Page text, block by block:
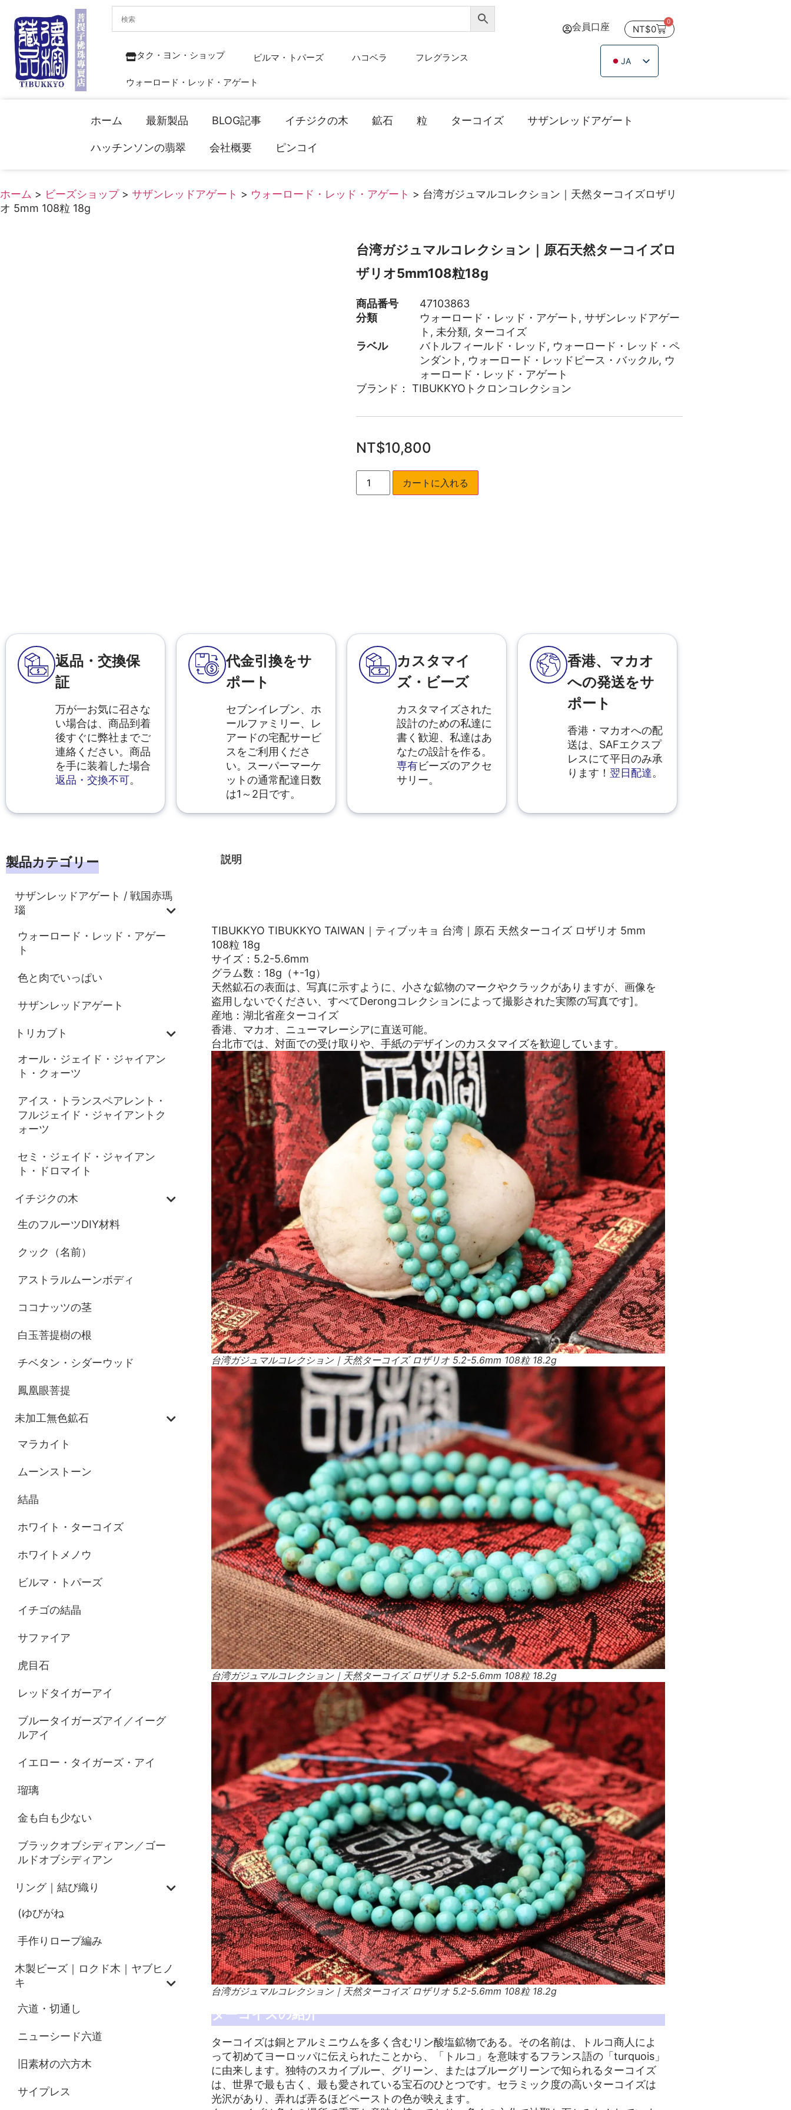
タク・ヨン・ショップ ビルマ・トパーズ ハコベラ フレグランス
ウォーロード・レッド・アゲート
会員口座 NT$0
0
JA
ZH_TW
EN
TH
ホーム 最新製品 BLOG記事 イチジクの木 鉱石 粒 ターコイズ サザンレッドアゲート
ハッチンソンの翡翠 会社概要 ピンコイ
ホーム > ビーズショップ> サザンレッドアゲート > ウォーロード・レッド・アゲート > 台湾ガジュマルコレクション｜天然ターコイズロザリ
オ 5mm 108粒 18g
台湾ガジュマルコレクション｜原石天然ターコイズロ
ザリオ5mm108粒18g
商品番号
47103863
分類
ウォーロード・レッド・アゲート , サザンレッドアゲー
ト , 未分類, ターコイズ
ラベル
バトルフィールド・レッド, ウォーロード・レッド・ペ
ンダント , ウォーロード・レッドピース・バックル, ウ
ォーロード・レッド・アゲート
ブランド： TIBUKKYOトクロンコレクション
NT$10,800
カートに入れる
返品・交換保
証
万が一お気に召さな
い場合は、商品到着
後すぐに弊社までご
連絡ください。商品
を手に装着した場合
返品・交換不可。
代金引換をサ
ポート
セブンイレブン、ホ
ールファミリー、レ
アードの宅配サービ
スをご利用くださ
い。スーパーマーケ
ットの通常配達日数
は1～2日です。
カスタマイ
ズ・ビーズ
カスタマイズされた
設計のための私達に
書く歓迎、私達はあ
なたの設計を作る。
専有ビーズのアクセ
サリー。
香港、マカオ
への発送をサ
ポート
香港・マカオへの配
送は、SAFエクスプ
レスにて平日のみ承
ります！ 翌日配達。
製品カテゴリー
サザンレッドアゲート / 戦国赤瑪
瑙
ウォーロード・レッド・アゲー
ト
色と肉でいっぱい
サザンレッドアゲート
トリカブト
オール・ジェイド・ジャイアン
ト・クォーツ
アイス・トランスペアレント・
フルジェイド・ジャイアントク
ォーツ
セミ・ジェイド・ジャイアン
ト・ドロマイト
イチジクの木
生のフルーツDIY材料
クック（名前）
アストラルムーンボディ
ココナッツの茎
白玉菩提樹の根
チベタン・シダーウッド
鳳凰眼菩提
未加工無色鉱石
マラカイト
ムーンストーン
結晶
ホワイト・ターコイズ
ホワイトメノウ
ビルマ・トパーズ
イチゴの結晶
サファイア
虎目石
レッドタイガーアイ
ブルータイガーズアイ／イーグ
ルアイ
イエロー・タイガーズ・アイ
瑠璃
金も白も少ない
ブラックオブシディアン／ゴー
ルドオブシディアン
リング｜結び織り
(ゆびがね
手作りロープ編み
木製ビーズ｜ロクド木｜ヤブヒノ
キ
六道・切通し
ニューシード六道
旧素材の六方木
サイプレス
説明
TIBUKKYO TIBUKKYO TAIWAN｜ティブッキョ 台湾｜原石 天然ターコイズ ロザリオ 5mm
108粒 18g
サイズ：5.2-5.6mm
グラム数：18g（+-1g）
天然鉱石の表面は、写真に示すように、小さな鉱物のマークやクラックがありますが、画像を
盗用しないでください、すべてDerongコレクションによって撮影された実際の写真です]。
産地：湖北省産ターコイズ
香港、マカオ、ニューマレーシアに直送可能。
台北市では、対面での受け取りや、手紙のデザインのカスタマイズを歓迎しています。
台湾ガジュマルコレクション｜天然ターコイズ ロザリオ 5.2-5.6mm 108粒 18.2g
台湾ガジュマルコレクション｜天然ターコイズ ロザリオ 5.2-5.6mm 108粒 18.2g
台湾ガジュマルコレクション｜天然ターコイズ ロザリオ 5.2-5.6mm 108粒 18.2g
ターコイズの紹介
ターコイズは銅とアルミニウムを多く含むリン酸塩鉱物である。その名前は、トルコ商人によ
って初めてヨーロッパに伝えられたことから、「トルコ」を意味するフランス語の「turquois」
に由来します。独特のスカイブルー、グリーン、またはブルーグリーンで知られるターコイズ
は、世界で最も古く、最も愛されている宝石のひとつです。セラミック度の高いターコイズは
光沢があり、弄れば弄るほどペーストの色が映えます。